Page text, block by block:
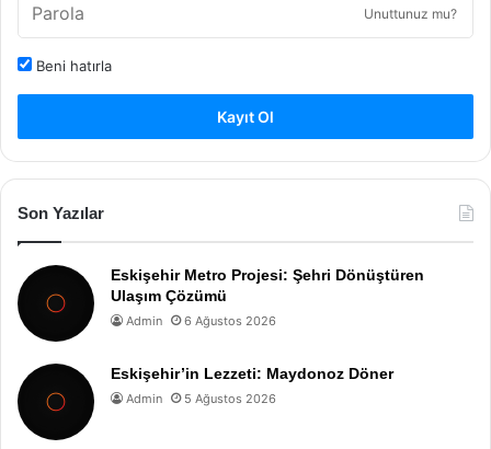
Unuttunuz mu?
Beni hatırla
Kayıt Ol
Son Yazılar
Eskişehir Metro Projesi: Şehri Dönüştüren
Ulaşım Çözümü
Admin 6 Ağustos 2026
Eskişehir’in Lezzeti: Maydonoz Döner
Admin 5 Ağustos 2026